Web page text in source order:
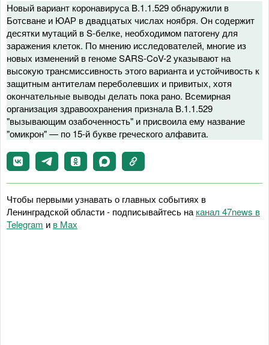
Новый вариант коронавируса B.1.1.529 обнаружили в
Ботсване и ЮАР в двадцатых числах ноября. Он содержит
десятки мутаций в S-белке, необходимом патогену для
заражения клеток. По мнению исследователей, многие из
новых изменений в геноме SARS-CoV-2 указывают на
высокую трансмиссивность этого варианта и устойчивость к
защитным антителам переболевших и привитых, хотя
окончательные выводы делать пока рано. Всемирная
организация здравоохранения признала B.1.1.529
"вызывающим озабоченность" и присвоила ему название
"омикрон" — по 15-й букве греческого алфавита.
Чтобы первыми узнавать о главных событиях в
Ленинградской области - подписывайтесь на канал 47news в
Telegram и в Maх